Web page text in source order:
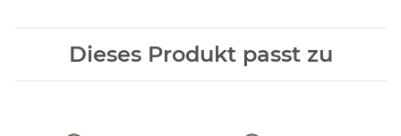
Dieses Produkt passt zu